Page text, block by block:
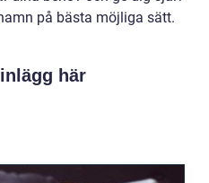
på bästa möjliga sätt.
här